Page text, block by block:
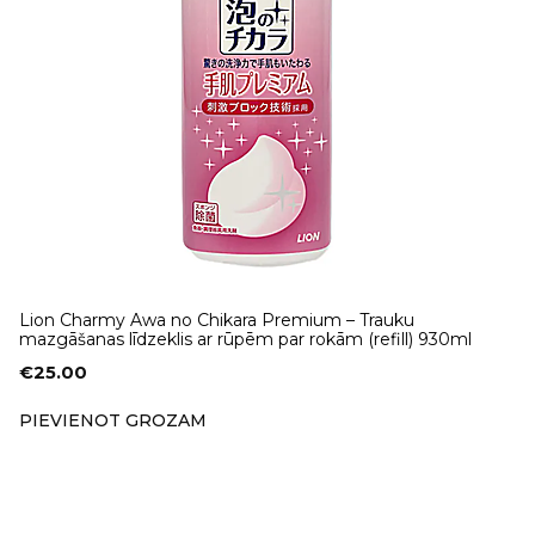
Lion Charmy Awa no Chikara Premium – Trauku
mazgāšanas līdzeklis ar rūpēm par rokām (refill) 930ml
€25.00
PIEVIENOT GROZAM